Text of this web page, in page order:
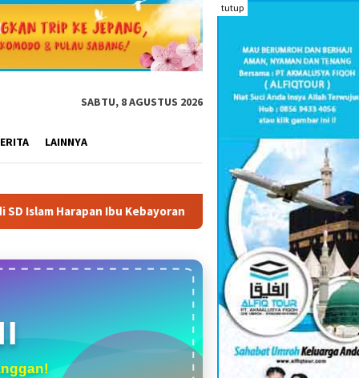
tutup
SABTU, 8 AGUSTUS 2026
LAINNYA
Kebayoran Lama: 995 Senjata Api, Sabu, dan VCD Porno